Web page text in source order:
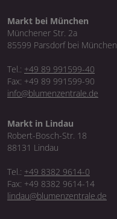
Markt bei München
Münchener Str. 2a
85599 Parsdorf bei München
Tel.: +49 89 991599-40
Fax: +49 89 991599-90
info@blumenzentrale.de
Markt in Lindau
Robert-Bosch-Str. 18
88131 Lindau
Tel.: +49 8382 9614-0
Fax: +49 8382 9614-14
lindau@blumenzentrale.de